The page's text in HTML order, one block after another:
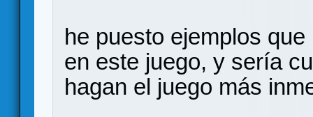
he puesto ejemplos
en este juego, y sería
hagan el juego más